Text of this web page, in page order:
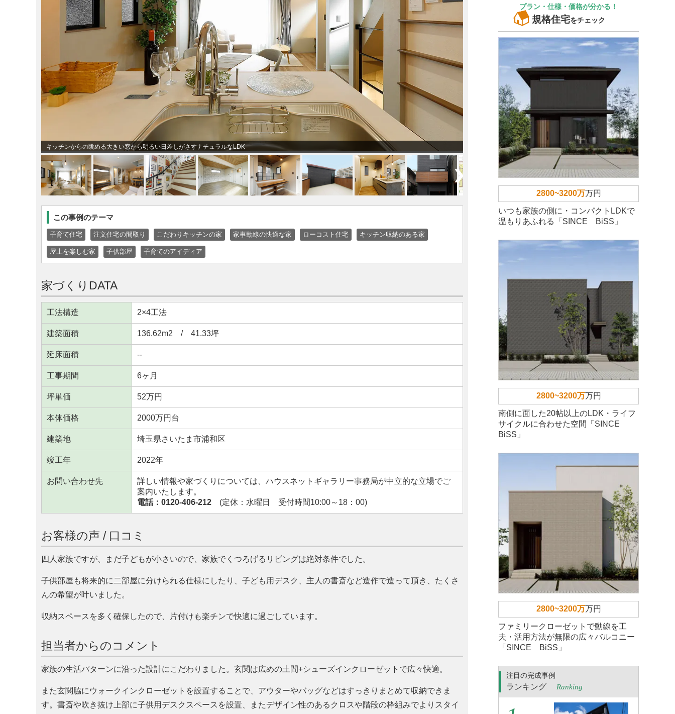
キッチンからの眺める大きい窓から明るい日差しがさすナチュラルなLDK
この事例のテーマ
子育て住宅 注文住宅の間取り こだわりキッチンの家 家事動線の快適な家 ローコスト住宅 キッチン収納のある家
屋上を楽しむ家 子供部屋 子育てのアイディア
家づくりDATA
工法構造 2×4工法
建築面積 136.62m2 / 41.33坪
延床面積 --
工事期間 6ヶ月
坪単価 52万円
本体価格 2000万円台
建築地 埼玉県さいたま市浦和区
竣工年 2022年
お問い合わせ先
詳しい情報や家づくりについては、ハウスネットギャラリー事務局が中立的な立場でご
案内いたします。
電話：0120-406-212 (定休：水曜日 受付時間10:00～18：00)
お客様の声 / 口コミ
四人家族ですが、まだ子どもが小さいので、家族でくつろげるリビングは絶対条件でした。
子供部屋も将来的に二部屋に分けられる仕様にしたり、子ども用デスク、主人の書斎など造作で造って頂き、たくさ
んの希望が叶いました。
収納スペースを多く確保したので、片付けも楽チンで快適に過ごしています。
担当者からのコメント
家族の生活パターンに沿った設計にこだわりました。玄関は広めの土間+シューズインクローゼットで広々快適。
また玄関脇にウォークインクローゼットを設置することで、アウターやバッグなどはすっきりまとめて収納できま
す。書斎や吹き抜け上部に子供用デスクスペースを設置、またデザイン性のあるクロスや階段の枠組みでよりスタイ
プラン・仕様・価格が分かる！
規格住宅をチェック
2800~3200万万円
いつも家族の側に・コンパクトLDKで
温もりあふれる「SINCE BiSS」
2800~3200万万円
南側に面した20帖以上のLDK・ライフ
サイクルに合わせた空間「SINCE
BiSS」
2800~3200万万円
ファミリークローゼットで動線を工
夫・活用方法が無限の広々バルコニー
「SINCE BiSS」
注目の完成事例
ランキング Ranking